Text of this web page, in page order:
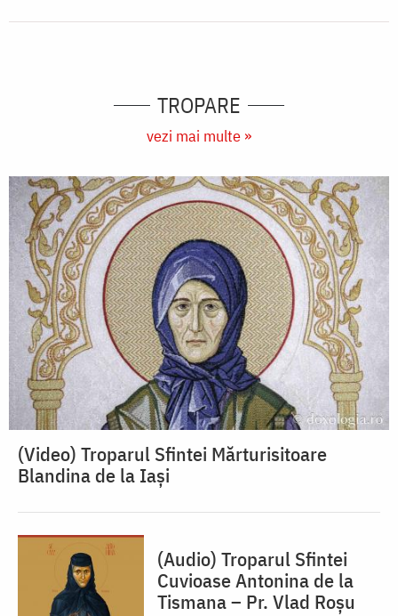
TROPARE
vezi mai multe »
(Video) Troparul Sfintei Mărturisitoare
Blandina de la Iași
(Audio) Troparul Sfintei
Cuvioase Antonina de la
Tismana – Pr. Vlad Roșu